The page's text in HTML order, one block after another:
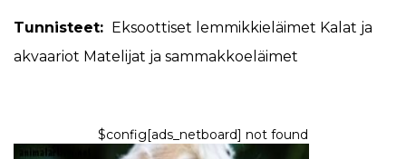
Tunnisteet: Eksoottiset lemmikkieläimet Kalat ja
akvaariot Matelijat ja sammakkoeläimet
$config[ads_netboard] not found